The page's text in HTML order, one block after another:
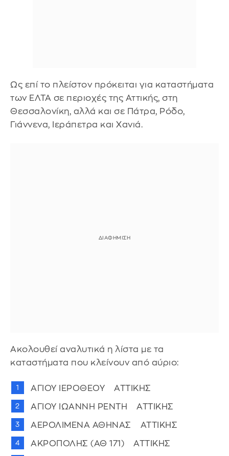
Ως επί το πλείστον πρόκειται για καταστήματα
των ΕΛΤΑ σε περιοχές της Αττικής, στη
Θεσσαλονίκη, αλλά και σε Πάτρα, Ρόδο,
Γιάννενα, Ιεράπετρα και Χανιά.
Ακολουθεί αναλυτικά η λίστα με τα
καταστήματα που κλείνουν από αύριο:
ΑΓΙΟΥ ΙΕΡΟΘΕΟΥ ΑΤΤΙΚΗΣ
ΑΓΙΟΥ ΙΩΑΝΝΗ ΡΕΝΤΗ ΑΤΤΙΚΗΣ
ΑΕΡΟΛΙΜΕΝΑ ΑΘΗΝΑΣ ΑΤΤΙΚΗΣ
ΑΚΡΟΠΟΛΗΣ (ΑΘ 171) ΑΤΤΙΚΗΣ